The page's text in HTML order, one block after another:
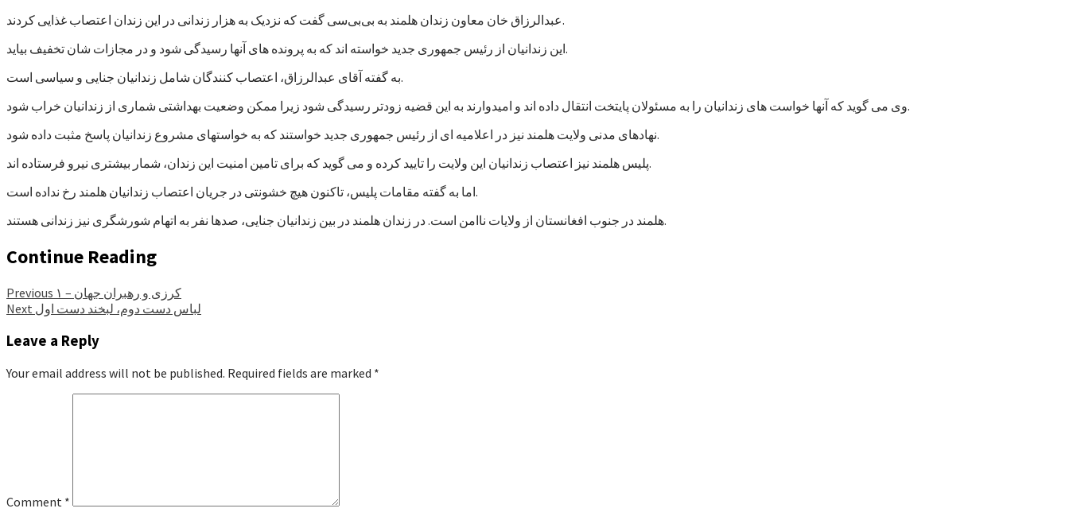
عبدالرزاق خان معاون زندان هلمند به بی‌بی‌سی گفت که نزدیک به هزار زندانی در این زندان اعتصاب غذایی کردند.
این زندانیان از رئیس جمهوری جدید خواسته اند که به پرونده های آنها رسیدگی شود و در مجازات شان تخفیف بیاید.
به گفته آقای عبدالرزاق، اعتصاب کنندگان شامل زندانیان جنایی و سیاسی است.
وی می گوید که آنها خواست های زندانیان را به مسئولان پایتخت انتقال داده اند و امیدوارند به این قضیه زودتر رسیدگی شود زیرا ممکن وضعیت بهداشتی شماری از زندانیان خراب شود.
نهادهای مدنی ولایت هلمند نیز در اعلامیه ای از رئیس جمهوری جدید خواستند که به خواستهای مشروع زندانیان پاسخ مثبت داده شود.
پلیس هلمند نیز اعتصاب زندانیان این ولایت را تایید کرده و می گوید که برای تامین امنیت این زندان، شمار بیشتری نیرو فرستاده اند.
اما به گفته مقامات پلیس، تاکنون هیچ خشونتی در جریان اعتصاب زندانیان هلمند رخ نداده است.
هلمند در جنوب افغانستان از ولایات ناامن است. در زندان هلمند در بین زندانیان جنایی، صدها نفر به اتهام شورشگری نیز زندانی هستند.
Continue Reading
Previous
کرزی و رهبران جهان – ۱
Next لباس دست دوم، لبخند دست اول
Leave a Reply
Your email address will not be published. Required fields are marked *
Comment *